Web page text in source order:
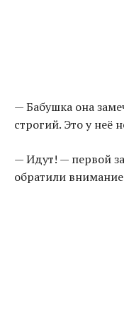
— Бабушка она
строгий. Это у неё
— Идут! — первой
обратили внимание